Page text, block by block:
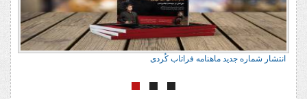
انتشار شماره جدید ماهنامه فراتاب